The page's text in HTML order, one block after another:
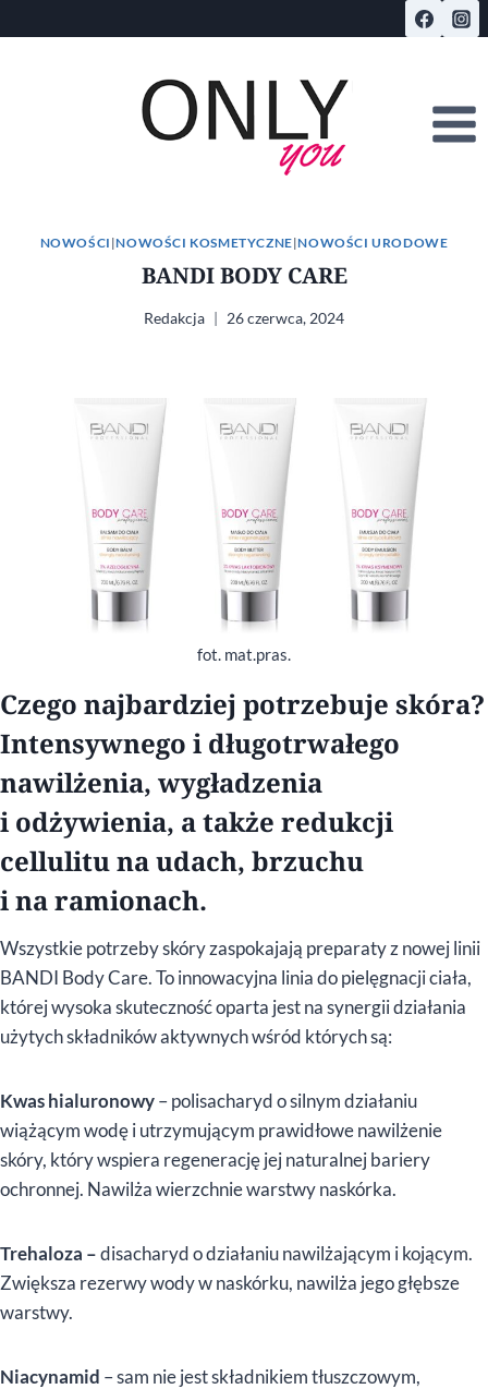
do
NOWOŚCI |NOWOŚCI KOSMETYCZNE|NOWOŚCI URODOWE
BANDI BODY CARE
Redakcja 26 czerwca, 2024
fot. mat.pras.
Czego najbardziej potrzebuje skóra?
Intensywnego i długotrwałego
nawilżenia, wygładzenia
i odżywienia, a także redukcji
cellulitu na udach, brzuchu
i na ramionach.
Wszystkie potrzeby skóry zaspokajają preparaty z nowej linii
BANDI Body Care. To innowacyjna linia do pielęgnacji ciała,
której wysoka skuteczność oparta jest na synergii działania
użytych składników aktywnych wśród których są:
Kwas hialuronowy– polisacharyd o silnym działaniu
wiążącym wodę i utrzymującym prawidłowe nawilżenie
skóry, który wspiera regenerację jej naturalnej bariery
ochronnej. Nawilża wierzchnie warstwy naskórka.
Trehaloza –disacharyd o działaniu nawilżającym i kojącym.
Zwiększa rezerwy wody w naskórku, nawilża jego głębsze
warstwy.
Niacynamid – sam nie jest składnikiem tłuszczowym,